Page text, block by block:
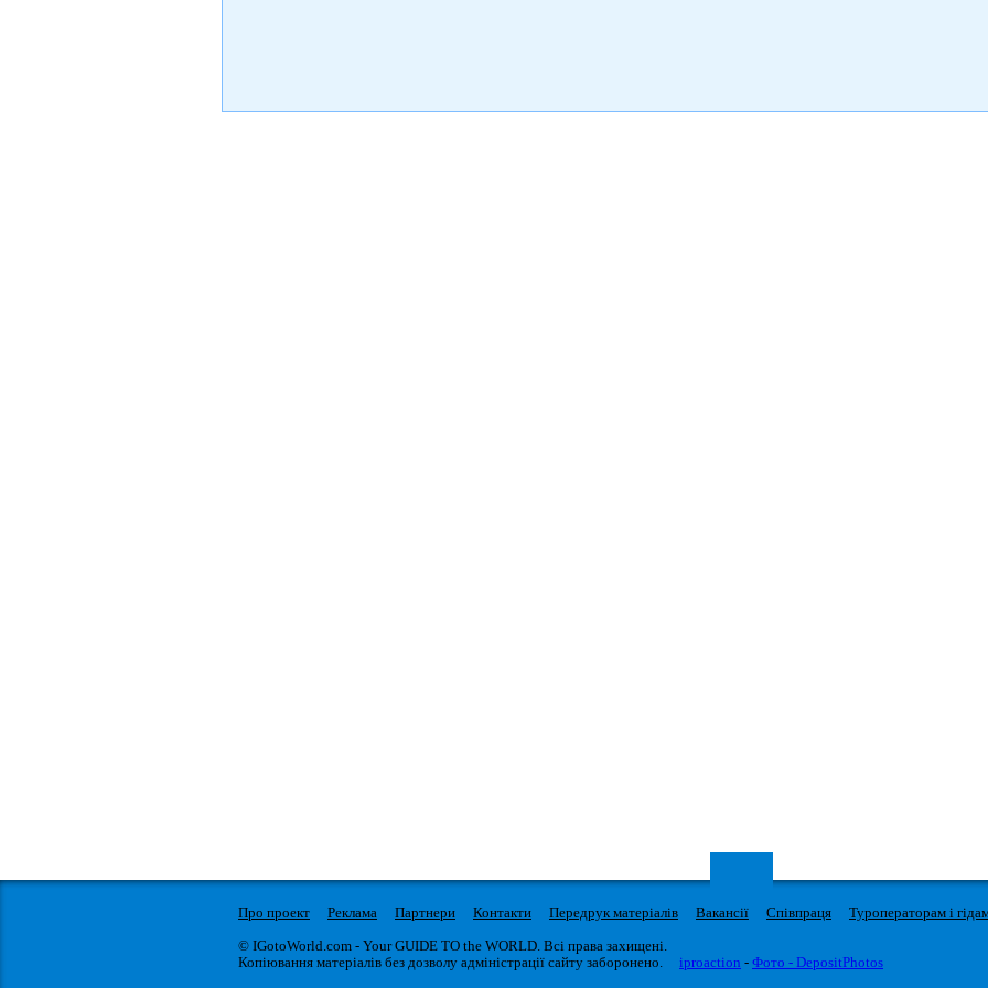
Про проект Реклама Партнери Контакти Передрук матеріалів Вакансії Співпраця Туроператорам і
© IGotoWorld.com - Your GUIDE TO the WORLD. Всі права захищені.
Копіювання матеріалів без дозволу адміністрації сайту заборонено.
iproaction - Фото - DepositPhotos